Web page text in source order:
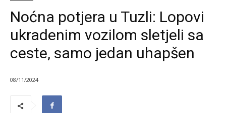
Noćna potjera u Tuzli: Lopovi
ukradenim vozilom sletjeli sa
ceste, samo jedan uhapšen
08/11/2024